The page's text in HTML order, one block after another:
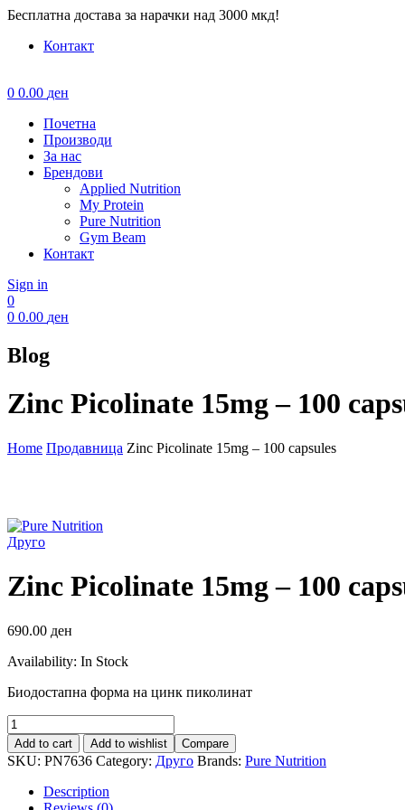
Бесплатна достава за нарачки над 3000 мкд!
Контакт
0 0.00 ден
Почетна
Производи
За нас
Брендови
Applied Nutrition
My Protein
Pure Nutrition
Gym Beam
Контакт
Sign in
0
0 0.00 ден
Blog
Zinc Picolinate 15mg – 100
Home Продавница Zinc Picolinate 15mg – 100 capsules
Друго
Zinc Picolinate 15mg – 100
690.00 ден
Availability: In Stock
Биодостапна форма на цинк пиколинат
Zinc
Picolinate
15mg
-
capsules
Add to cart Add to wishlist Compare
SKU: PN7636 Category: Друго Brands: Pure Nutrition
Description